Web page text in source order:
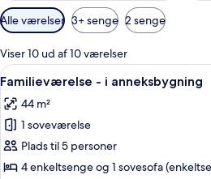
Tilgængelige
filtre
for
værelser
Alle værelser 3+ senge 2 senge
Viser 10 ud af 10 værelser
Indlæs
alle
billeder
af
Familieværelse
-
Et
8
Familieværelse - i anneksbygning
44 m²
1 soveværelse
Plads til 5 personer
4 enkeltsenge og 1 sovesofa